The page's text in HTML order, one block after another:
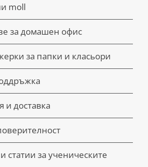
moll
за домашен офис
за папки и класьори
и доставка
статии за ученическите